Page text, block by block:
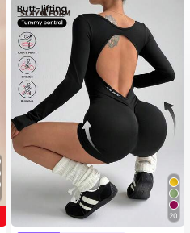
20
#1 Más vendidos
en Monos deportivos para mujer